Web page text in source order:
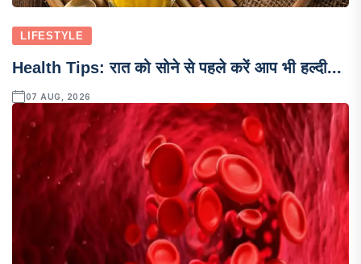
LIFESTYLE
Health Tips: रात को सोने से पहले करें आप भी हल्दी...
07 AUG, 2026